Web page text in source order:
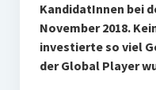
KandidatInnen bei
November 2018.
investierte so viel
der Global Player